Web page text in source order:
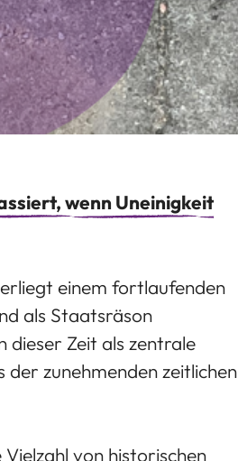
wenn Uneinigkeit
einem fortlaufenden
als Staatsräson
dieser Zeit als zentrale
zunehmenden zeitlichen
von historischen